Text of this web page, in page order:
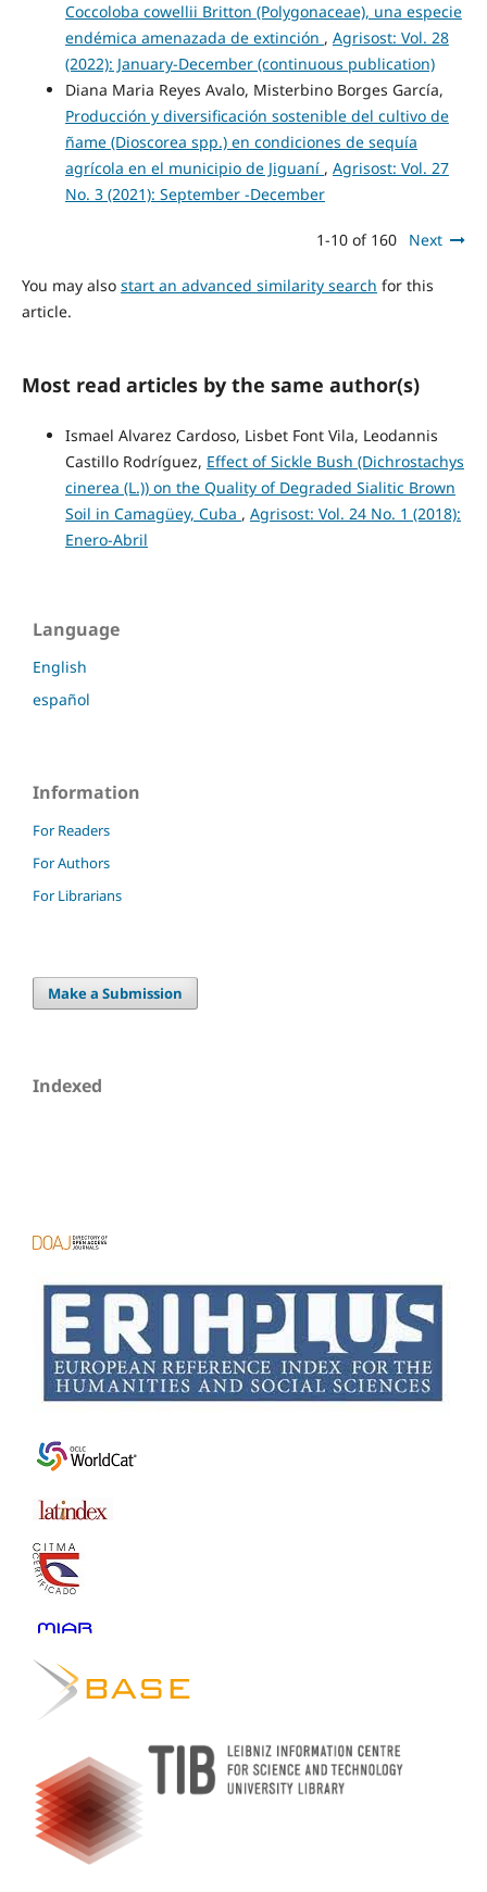
Coccoloba cowellii Britton (Polygonaceae), una especie
endémica amenazada de extinción , Agrisost: Vol. 28
(2022): January-December (continuous publication)
Diana Maria Reyes Avalo, Misterbino Borges García,
Producción y diversificación sostenible del cultivo de
ñame (Dioscorea spp.) en condiciones de sequía
agrícola en el municipio de Jiguaní , Agrisost: Vol. 27
No. 3 (2021): September -December
1-10 of 160 Next
You may also start an advanced similarity search for this
article.
Most read articles by the same author(s)
Ismael Alvarez Cardoso, Lisbet Font Vila, Leodannis
Castillo Rodríguez, Effect of Sickle Bush (Dichrostachys
cinerea (L.)) on the Quality of Degraded Sialitic Brown
Soil in Camagüey, Cuba , Agrisost: Vol. 24 No. 1 (2018):
Enero-Abril
Language
English
español
Information
For Readers
For Authors
For Librarians
Make a Submission
Indexed